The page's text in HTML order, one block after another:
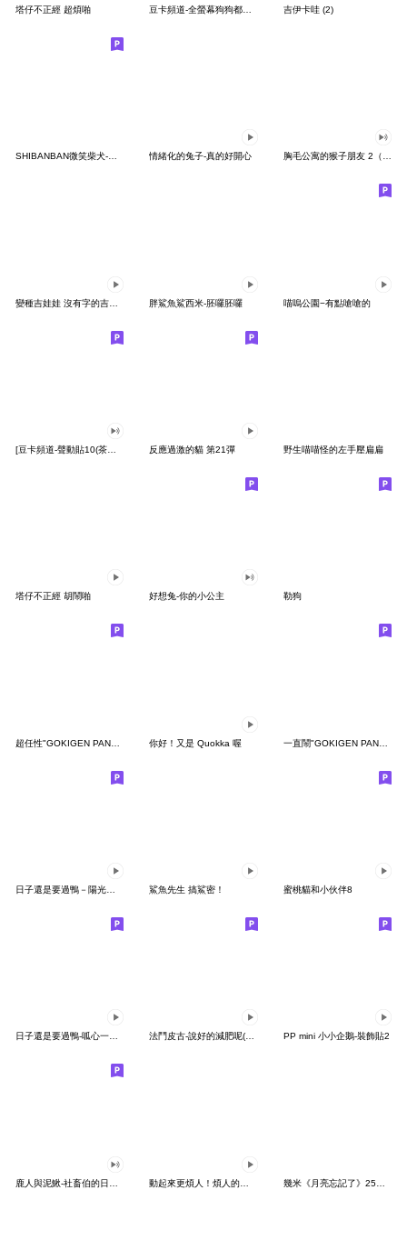
塔仔不正經 超煩啪 吉伊卡哇 (2)
SHIBANBAN微笑柴犬-廢柴寶寶日常 情緒化的兔子-真的好開心 胸毛公寓的猴子朋友 2（有聲動態）
胖鯊魚鯊西米-胚囉胚囉 喵嗚公園−有點嗆嗆的
反應過激的貓 第21彈 野生喵喵怪的左手壓扁扁
塔仔不正經 胡鬧啪 好想兔-你的小公主 勒狗
你好！又是 Quokka 喔 一直鬧"GOKIGEN PANDA" 台灣版
鯊魚先生 搞鯊密！ 蜜桃貓和小伙伴8
日子還是要過鴨-呱心一下鴨 法鬥皮古-說好的減肥呢(第15彈) PP mini 小小企鵝-裝飾貼2
幾米《月亮忘記了》25周年 x 晴天P莉